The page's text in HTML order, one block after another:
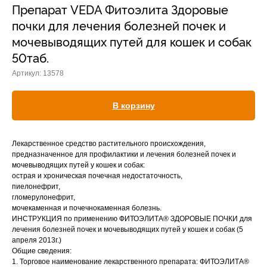
Лечение кроликов
Лечение хомяков
Вакцинация кроликов
Препарат VEDA Фитоэлита Здоровые
почки для лечения болезней почек и
мочевыводящих путей для кошек и собак
50таб.
Артикул: 13578
В корзину
Лекарственное средство растительного происхождения,
предназначенное для профилактики и лечения болезней почек и
мочевыводящих путей у кошек и собак:
острая и хроническая почечная недостаточность,
пиелонефрит,
гломерулонефрит,
мочекаменная и почечнокаменная болезнь.
ИНСТРУКЦИЯ по применению ФИТОЭЛИТА® ЗДОРОВЫЕ ПОЧКИ для
лечения болезней почек и мочевыводящих путей у кошек и собак (5
апреля 2013г.)
Общие сведения:
1. Торговое наименование лекарственного препарата: ФИТОЭЛИТА®